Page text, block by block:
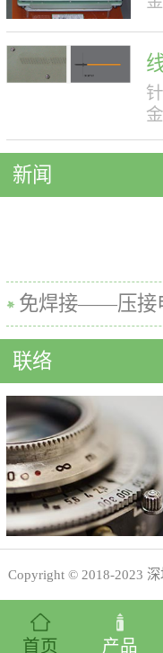
首页 产品
。
新闻
联络
Copyright © 2018-2023
Reserved
犀牛云提供企业云服务